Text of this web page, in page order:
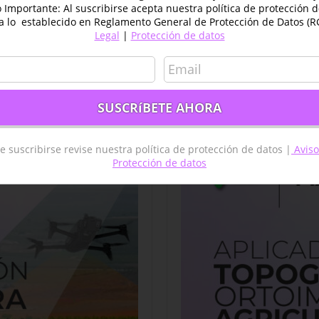
Importante: Al suscribirse acepta nuestra política de protección
lo establecido en Reglamento General de Protección de Datos
Legal | Protección de datos
suscribirse revise nuestra política de protección de datos |
Protección de datos